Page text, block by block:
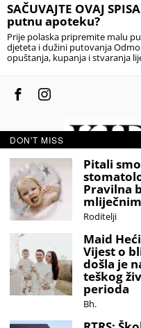
SAČUVAJTE OVAJ
putnu apoteku?
Prije polaska pripremite malu
djeteta i dužini putovanja
opuštanja, kupanja i stvaranja
© 2020
Sva prava zadržana.
IZAŠAO JE NOVI MAGAZIN!
DON'T MISS
Pitali smo
Pravilna
Roditelji
Maid
Vijest o
došla je
teškog
perioda
Bh.